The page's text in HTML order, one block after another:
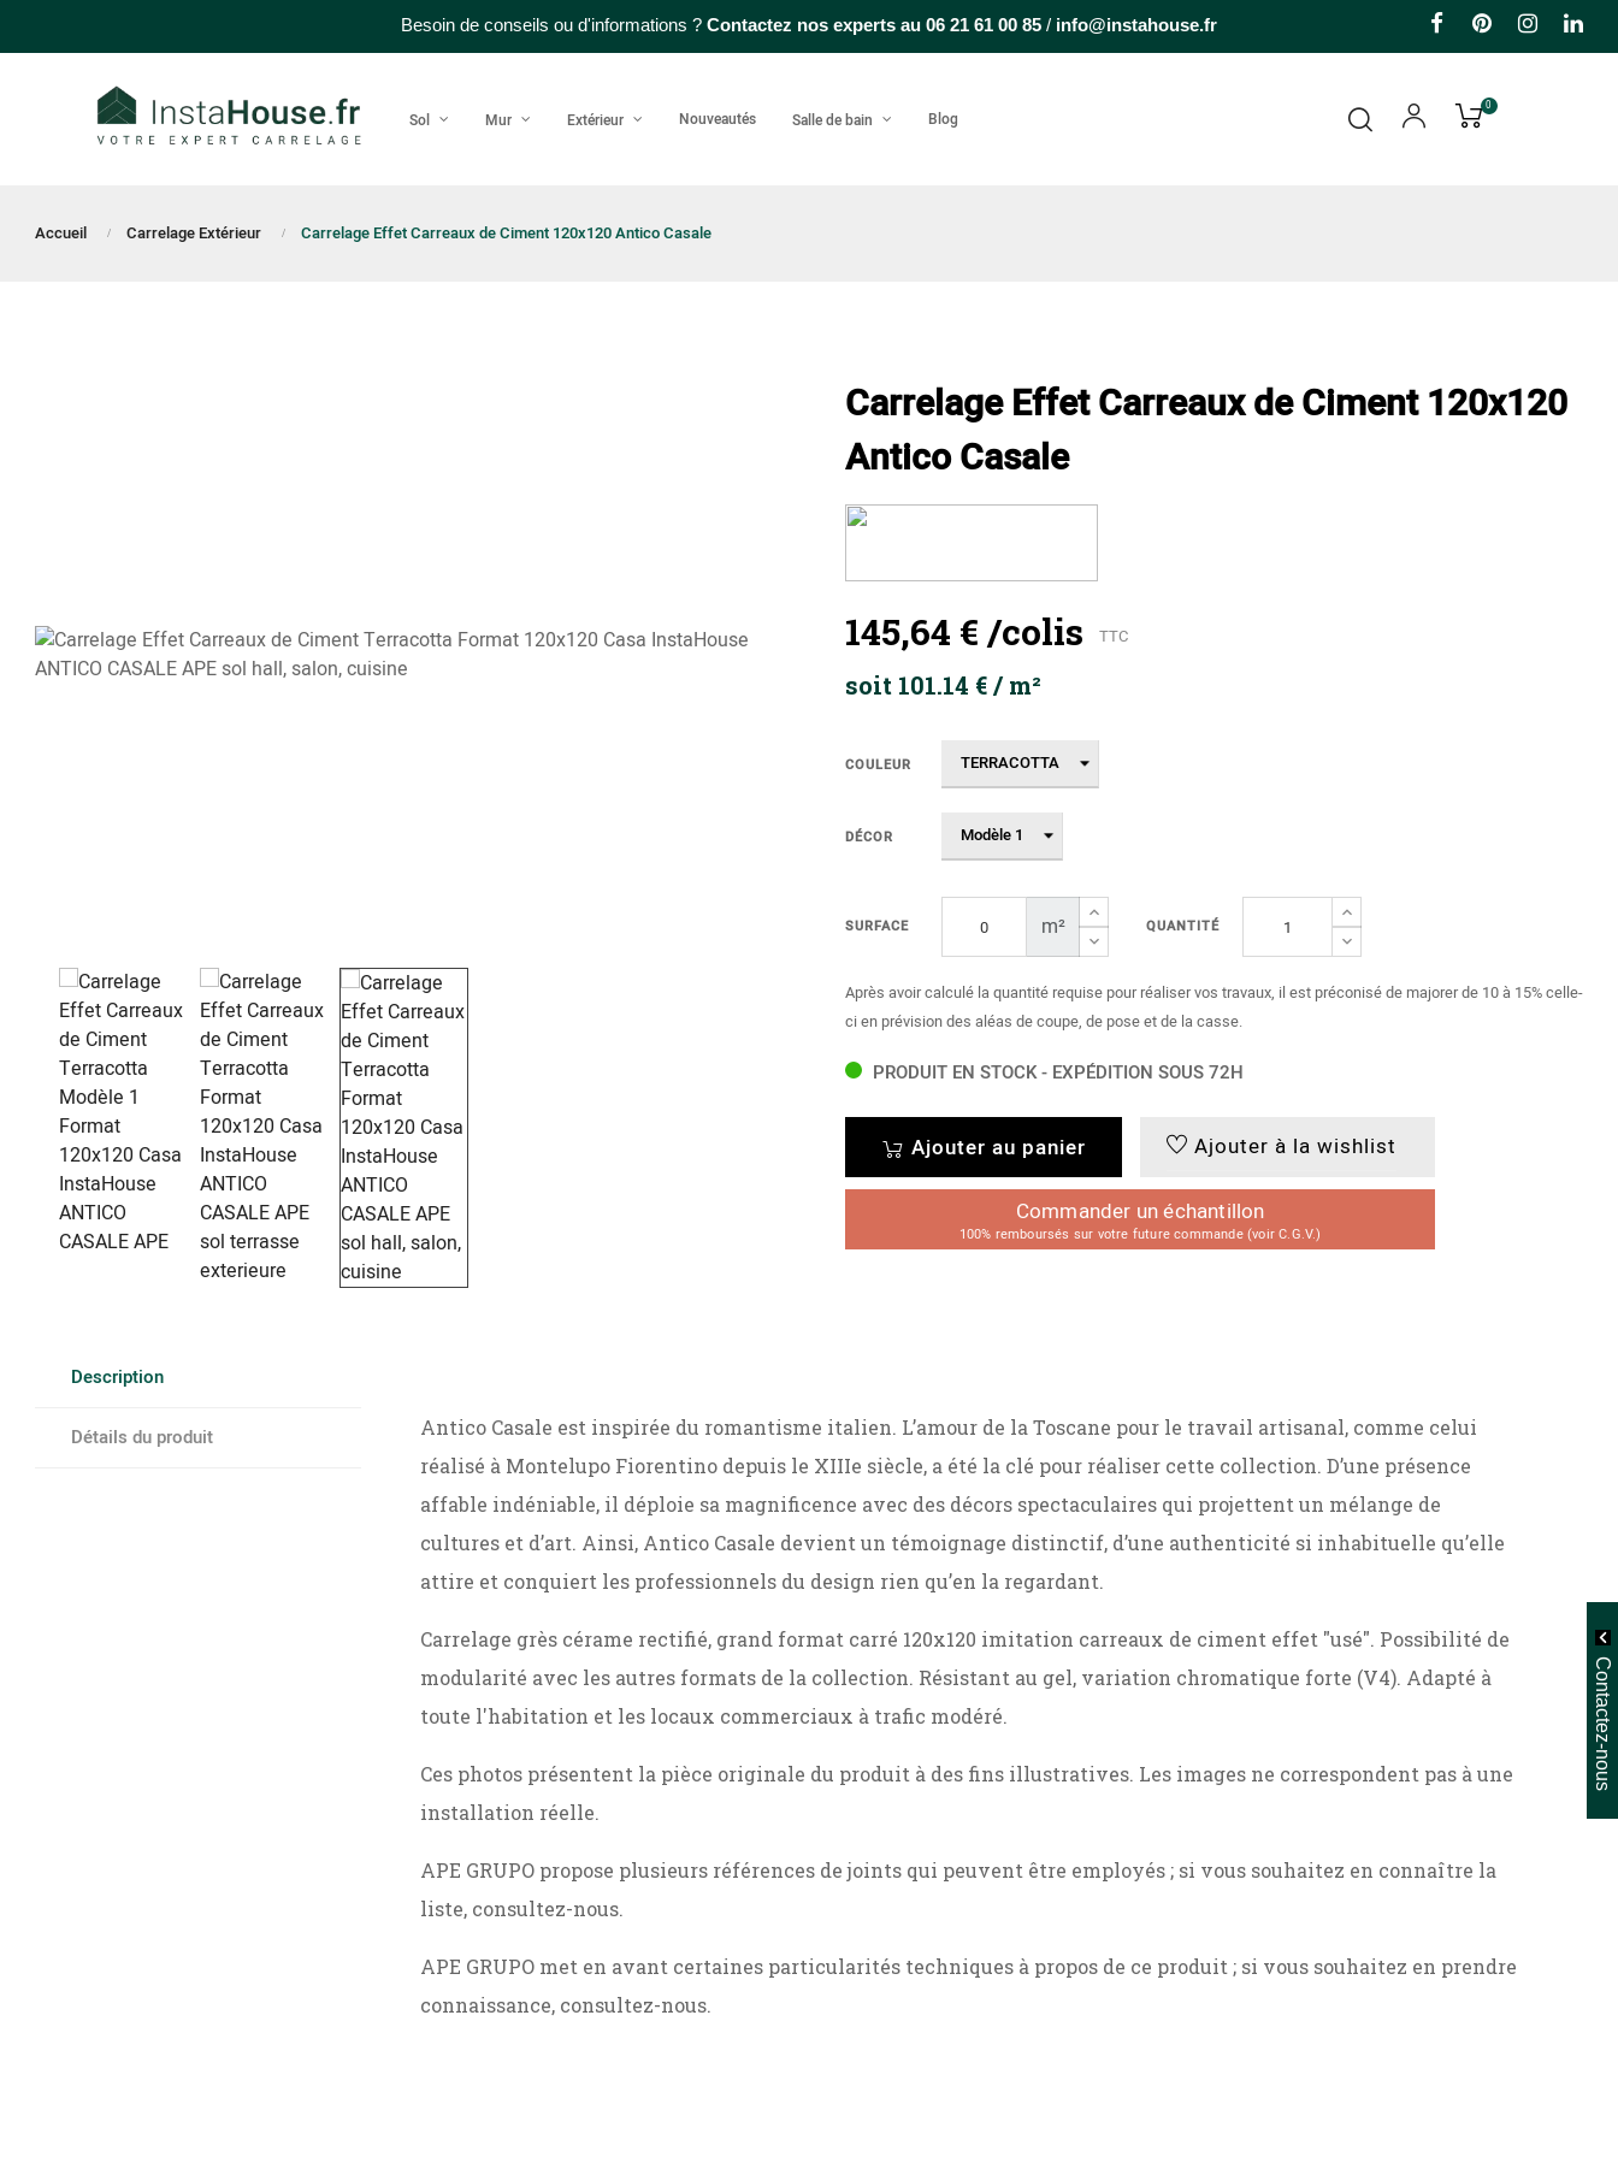
Besoin de conseils ou d'informations ? Contactez nos experts au 06 21 61 00 85 / info@instahouse.fr FacebookPinterest
Sol Mur Extérieur Nouveautés Salle de bain Blog
0
Accueil Carrelage Extérieur Carrelage Effet Carreaux de Ciment 120x120 Antico Casale
Carrelage Effet Carreaux de Ciment 120x120
Antico Casale
145,64 € /colis TTC
soit 101.14 € / m²
COULEUR
DÉCOR
SURFACE m² QUANTITÉ
Après avoir calculé la quantité requise pour réaliser vos travaux, il est préconisé de majorer de 10 à 15% celle-
ci en prévision des aléas de coupe, de pose et de la casse.
PRODUIT EN STOCK - EXPÉDITION SOUS 72H
Ajouter au panier Ajouter à la wishlist
Commander un échantillon
100% remboursés sur votre future commande (voir C.G.V.)
Description
Détails du produit
Antico Casale est inspirée du romantisme italien. L’amour de la Toscane pour le travail artisanal, comme celui
réalisé à Montelupo Fiorentino depuis le XIIIe siècle, a été la clé pour réaliser cette collection. D’une présence
affable indéniable, il déploie sa magnificence avec des décors spectaculaires qui projettent un mélange de
cultures et d’art. Ainsi, Antico Casale devient un témoignage distinctif, d’une authenticité si inhabituelle qu’elle
attire et conquiert les professionnels du design rien qu’en la regardant.
Carrelage grès cérame rectifié, grand format carré 120x120 imitation carreaux de ciment effet "usé". Possibilité de
modularité avec les autres formats de la collection. Résistant au gel, variation chromatique forte (V4). Adapté à
toute l'habitation et les locaux commerciaux à trafic modéré.
Ces photos présentent la pièce originale du produit à des fins illustratives. Les images ne correspondent pas à une
installation réelle.
APE GRUPO propose plusieurs références de joints qui peuvent être employés ; si vous souhaitez en connaître la
liste, consultez-nous.
APE GRUPO met en avant certaines particularités techniques à propos de ce produit ; si vous souhaitez en prendre
connaissance, consultez-nous.
Contactez-nous